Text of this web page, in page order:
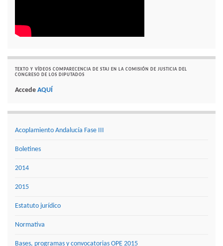
TEXTO Y VÍDEOS COMPARECENCIA DE STAJ EN LA COMISIÓN DE JUSTICIA DEL
CONGRESO DE LOS DIPUTADOS
Accede AQUÍ
Acoplamiento Andalucía Fase III
Boletines
2014
2015
Estatuto jurídico
Normativa
Bases, programas y convocatorias OPE 2015